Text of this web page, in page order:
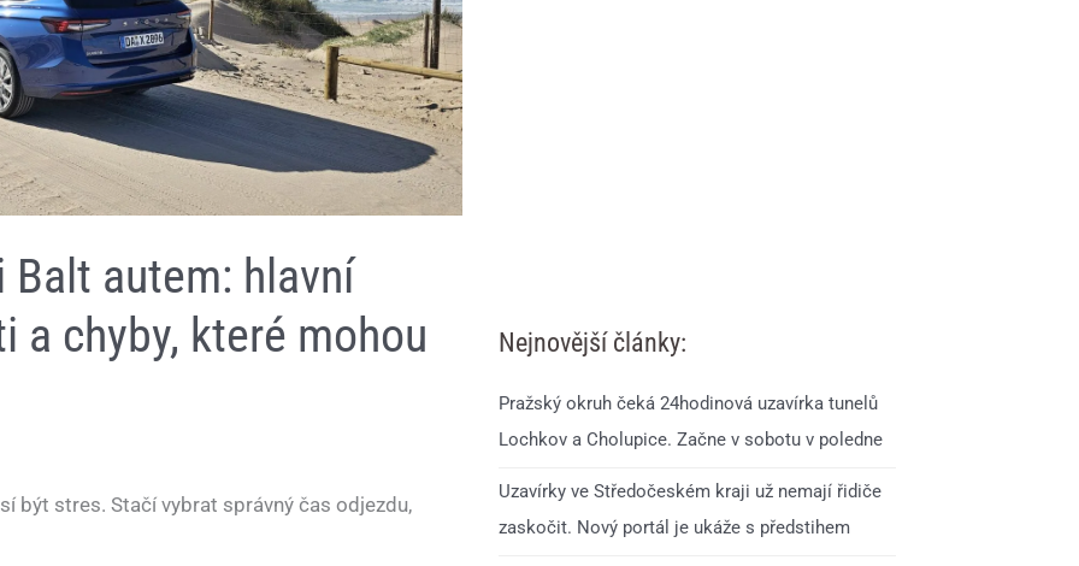
autem: hlavní
a chyby, které mohou
být stres. Stačí vybrat správný čas odjezdu,
Nejnovější články:
Pražský okruh čeká 24hodinová uzavírka tunelů
Lochkov a Cholupice. Začne v sobotu v poledne
Uzavírky ve Středočeském kraji už nemají řidiče
zaskočit. Nový portál je ukáže s předstihem